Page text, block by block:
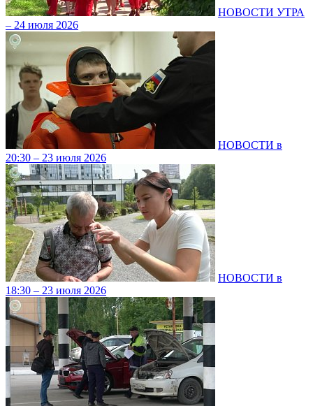
НОВОСТИ УТРА
– 24 июля 2026
НОВОСТИ в
20:30 – 23 июля 2026
НОВОСТИ в
18:30 – 23 июля 2026